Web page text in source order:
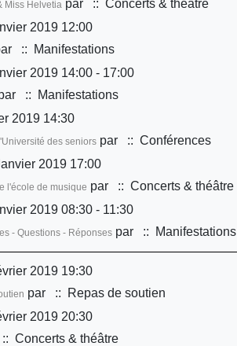
Miss Helvetia par
:: Concerts & théâtre
2019 12:00
:: Manifestations
2019 14:00 - 17:00
:: Manifestations
2019 14:30
des seniorspar
:: Conférences
2019 17:00
l'école de musique par
:: Concerts & théâtre
2019 08:30 - 11:30
- Questions - Réponsespar :: Manifestations
2019 19:30
par
:: Repas de soutien
2019 20:30
:: Concerts & théâtre